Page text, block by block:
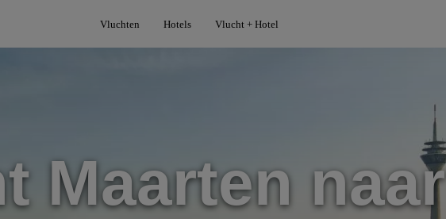
Vluchten Hotels Vlucht + Hotel
Maarten naar